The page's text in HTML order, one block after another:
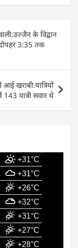
के विद्वान
3:35 तक
खराबी:यात्रियों
यात्री सवार थे
+31°C
+31°C
+26°C
+32°C
+31°C
+27°C
+28°C